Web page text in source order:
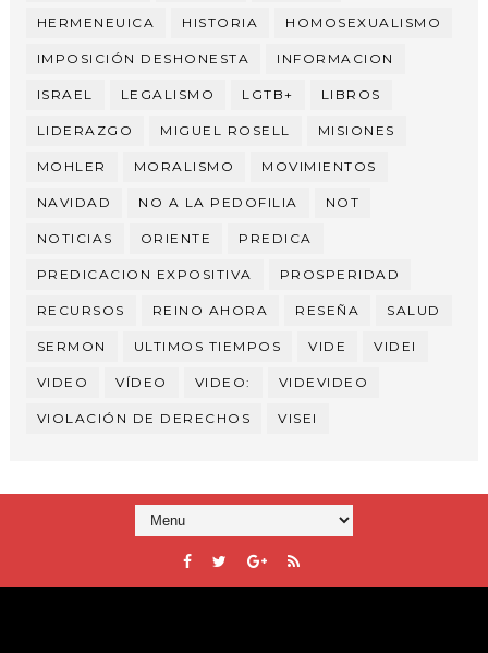
HERMENEUICA HISTORIA HOMOSEXUALISMO
IMPOSICIÓN DESHONESTA INFORMACION
ISRAEL LEGALISMO LGTB+ LIBROS
LIDERAZGO MIGUEL ROSELL MISIONES
MOHLER MORALISMO MOVIMIENTOS
NAVIDAD NO A LA PEDOFILIA NOT
NOTICIAS ORIENTE PREDICA
PREDICACION EXPOSITIVA PROSPERIDAD
RECURSOS REINO AHORA RESEÑA SALUD
SERMON ULTIMOS TIEMPOS VIDE VIDEI
VIDEO VÍDEO VIDEO: VIDEVIDEO
VIOLACIÓN DE DERECHOS VISEI